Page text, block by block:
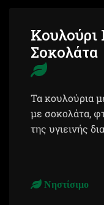
Σοκολάτα
Τα κουλούρια
με σοκολάτα,
της υγιεινής
Νηστίσιμο